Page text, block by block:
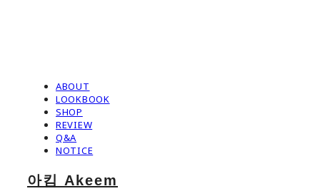
ABOUT
LOOKBOOK
SHOP
REVIEW
Q&A
NOTICE
아킴 Akeem